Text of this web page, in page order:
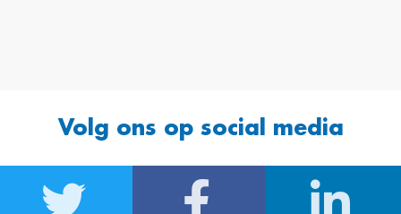
Volg ons op social media